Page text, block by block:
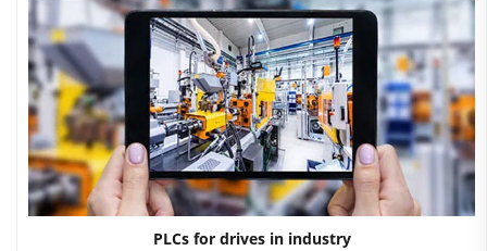
PLCs for drives in industry